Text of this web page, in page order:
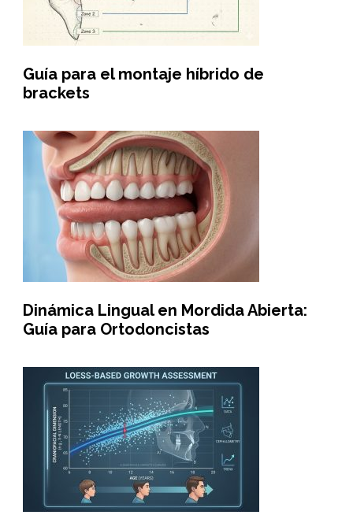
Guía para el montaje híbrido de
brackets
Dinámica Lingual en Mordida Abierta:
Guía para Ortodoncistas